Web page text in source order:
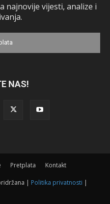
najnovije vijesti, analize i
NAS!
Pretplata Kontakt
| Politika privatnosti |